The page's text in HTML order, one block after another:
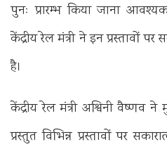
पुनः प्रारम्भ किया जाना
केंद्रीय रेल मंत्री ने इन प्रस्तावों
है।
केंद्रीय रेल मंत्री अश्विनी वैष्णव ने
प्रस्तुत विभिन्न प्रस्तावों पर